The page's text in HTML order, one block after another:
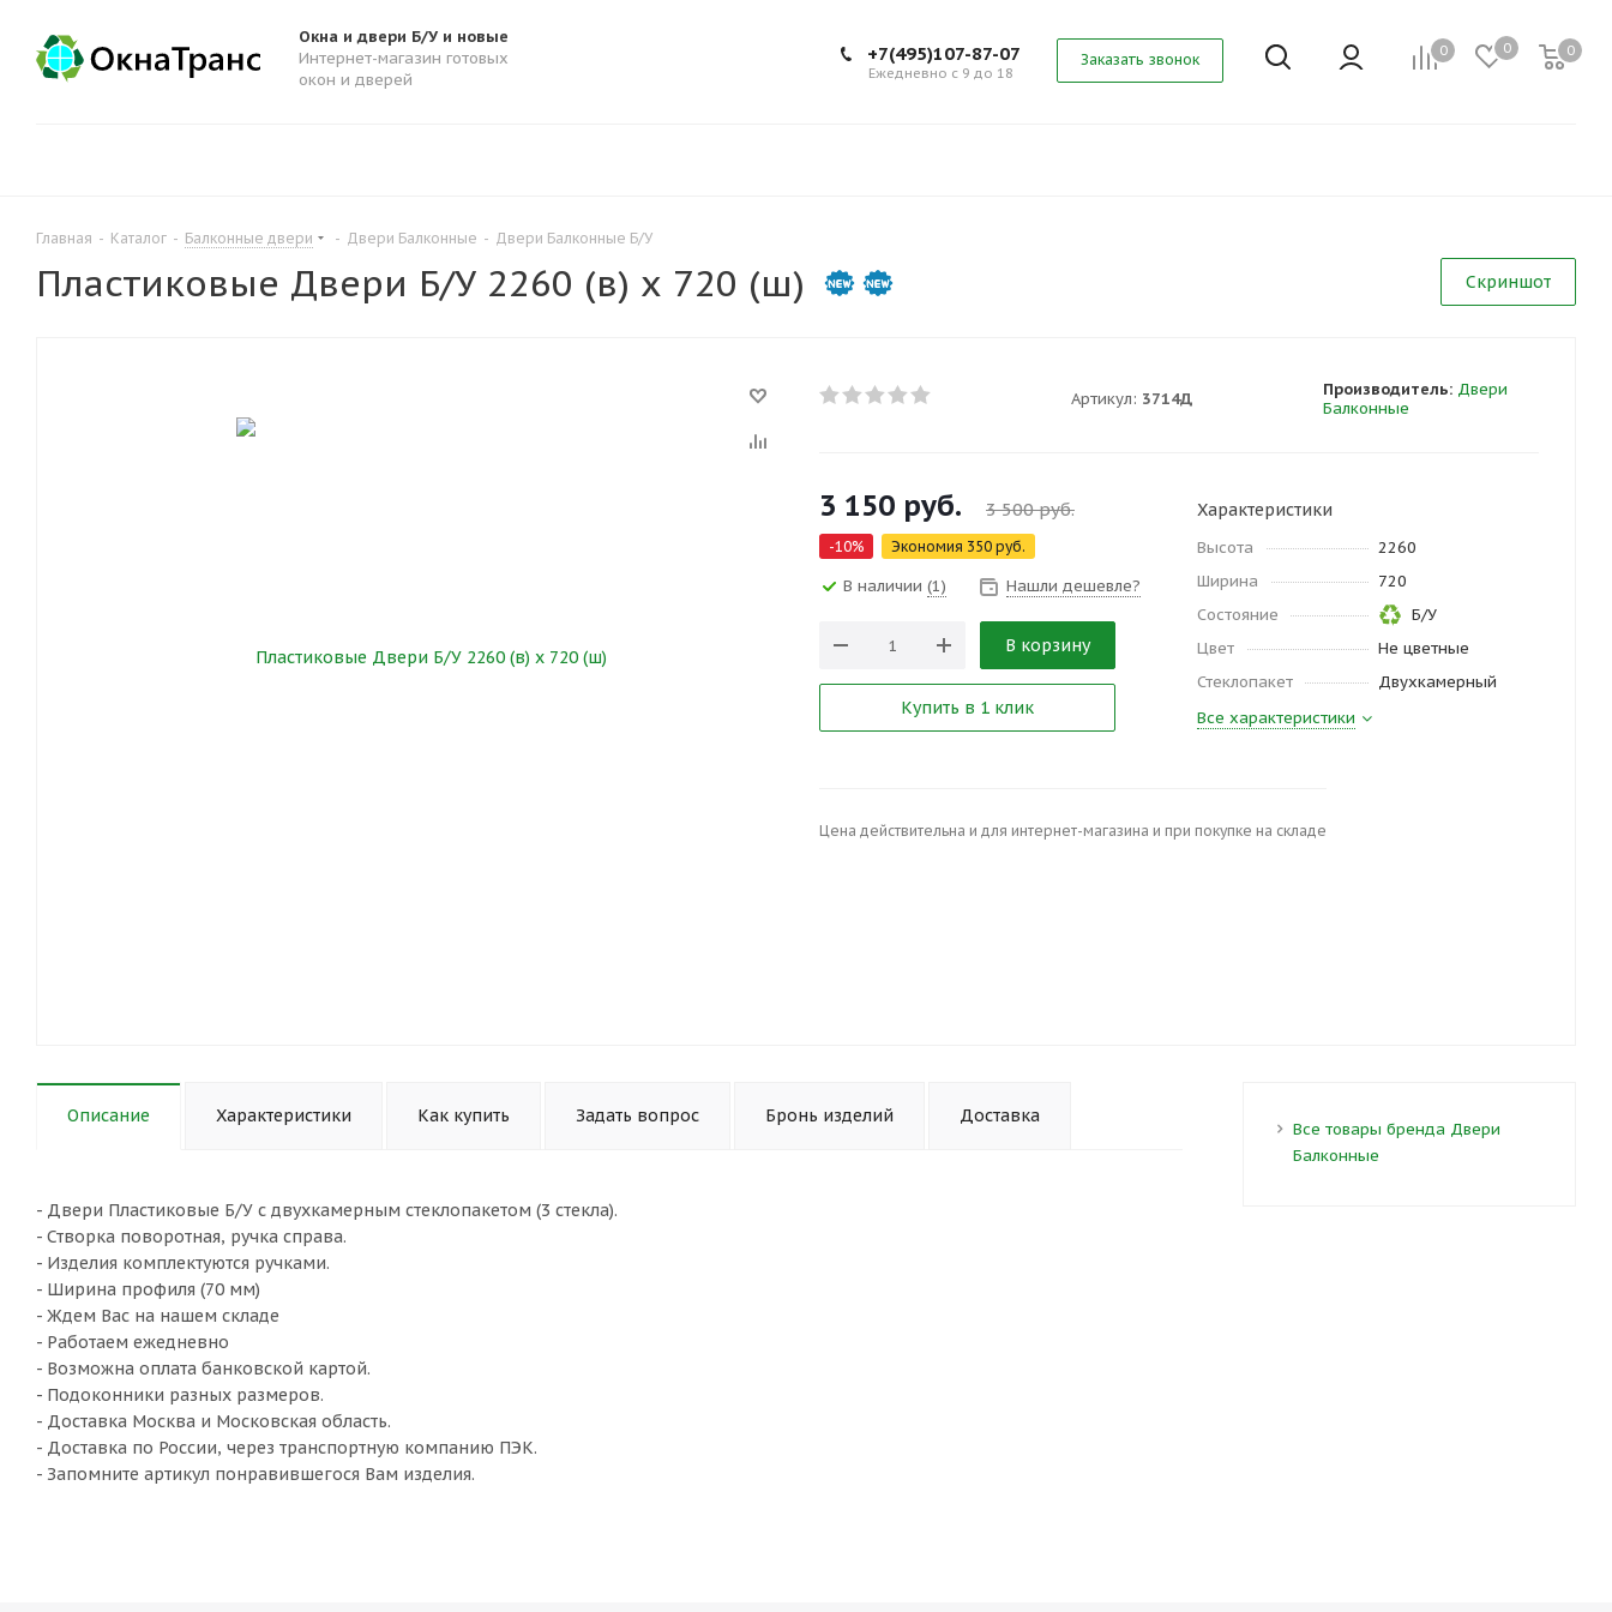
Окна и двери Б/У и новые
Интернет-магазин готовых
окон и дверей
0 0 0
+7(495)107-87-07
Ежедневно с 9 до 18
Заказать звонок
Главная - Каталог - Балконные двери - Двери Балконные - Двери Балконные Б/У
Скриншот
Пластиковые Двери Б/У 2260 (в) х 720 (ш)
Артикул: 3714Д Производитель: Двери
Балконные
3 150 руб. 3 500руб.
-10% Экономия 350 руб.
В наличии (1) Нашли дешевле?
В корзину
Купить в 1 клик
Характеристики
Высота
2260
Ширина
720
Состояние
Б/У
Цвет
Не цветные
Стеклопакет
Двухкамерный
Все характеристики
Цена действительна и для интернет-магазина и при покупке на складе
Описание Характеристики Как купить Задать вопрос Бронь изделий Доставка
- Двери Пластиковые Б/У с двухкамерным стеклопакетом (3 стекла).
- Створка поворотная, ручка справа.
- Изделия комплектуются ручками.
- Ширина профиля (70 мм)
- Ждем Вас на нашем складе
- Работаем ежедневно
- Возможна оплата банковской картой.
- Подоконники разных размеров.
- Доставка Москва и Московская область.
- Доставка по России, через транспортную компанию ПЭК.
- Запомните артикул понравившегося Вам изделия.
Все товары бренда Двери
Балконные